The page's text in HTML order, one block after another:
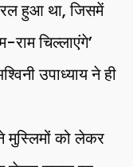
हुआ था, जिसमें
चिल्लाएंगे’
उपाध्याय ने ही
मुस्लिमों को लेकर